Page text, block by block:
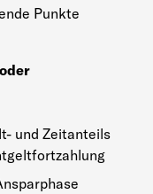
Punkte
und Zeitanteils